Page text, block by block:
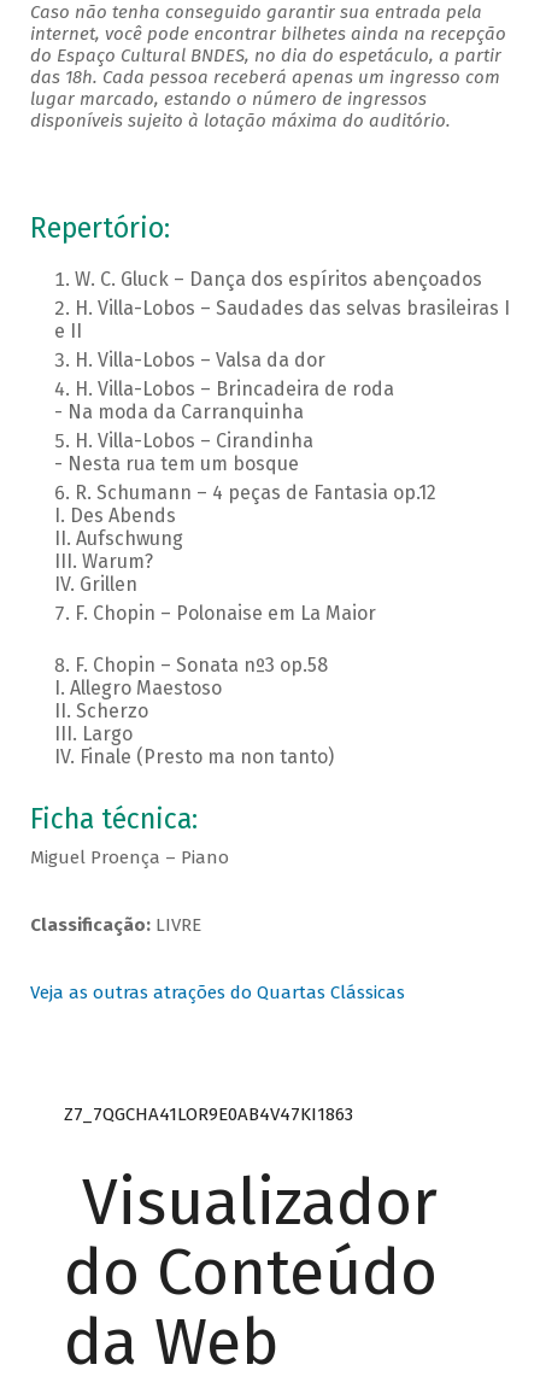
Caso não tenha conseguido garantir sua entrada pela
internet, você pode encontrar bilhetes ainda na recepção
do Espaço Cultural BNDES, no dia do espetáculo, a partir
das 18h. Cada pessoa receberá apenas um ingresso com
lugar marcado, estando o número de ingressos
disponíveis sujeito à lotação máxima do auditório.
Repertório:
W. C. Gluck – Dança dos espíritos abençoados
H. Villa-Lobos – Saudades das selvas brasileiras I
e II
H. Villa-Lobos – Valsa da dor
H. Villa-Lobos – Brincadeira de roda
- Na moda da Carranquinha
H. Villa-Lobos – Cirandinha
- Nesta rua tem um bosque
R. Schumann – 4 peças de Fantasia op.12
I. Des Abends
II. Aufschwung
III. Warum?
IV. Grillen
F. Chopin – Polonaise em La Maior
F. Chopin – Sonata nº3 op.58
I. Allegro Maestoso
II. Scherzo
III. Largo
IV. Finale (Presto ma non tanto)
Ficha técnica:
Miguel Proença – Piano
Classificação:LIVRE
Veja as outras atrações do Quartas Clássicas
Z7_7QGCHA41LOR9E0AB4V47KI1863
Visualizador
do Conteúdo
da Web